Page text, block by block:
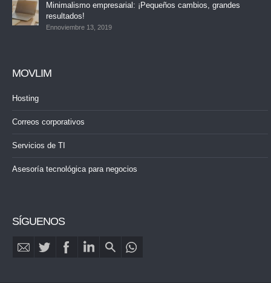
Minimalismo empresarial: ¡Pequeños cambios, grandes
resultados!
Ennoviembre 13, 2019
MOVLIM
Hosting
Correos corporativos
Servicios de TI
Asesoría tecnológica para negocios
SÍGUENOS